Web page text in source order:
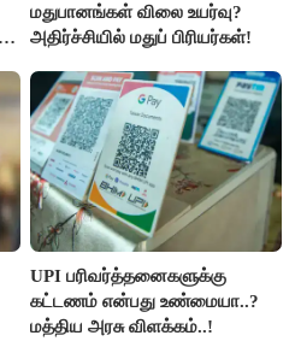
மதுபானங்கள் விலை உயர்வு?
அதிர்ச்சியில் மதுப் பிரியர்கள்!
UPI பரிவர்த்தனைகளுக்கு
கட்டணம் என்பது உண்மையா..?
மத்திய அரசு விளக்கம்..!